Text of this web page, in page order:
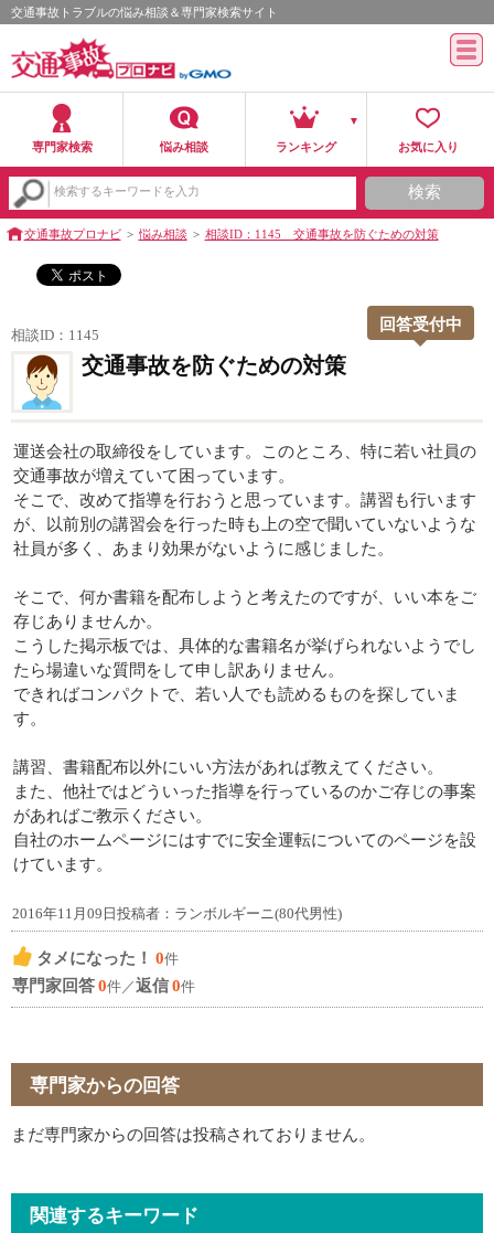
交通事故トラブルの悩み相談＆専門家検索サイト
専門家検索 悩み相談 ランキング お気に入り
検索するキーワードを入力 検索
交通事故プロナビ 悩み相談 相談ID：1145 交通事故を防ぐための対策
相談ID：1145
回答受付中
交通事故を防ぐための対策
運送会社の取締役をしています。このところ、特に若い社員の
交通事故が増えていて困っています。
そこで、改めて指導を行おうと思っています。講習も行います
が、以前別の講習会を行った時も上の空で聞いていないような
社員が多く、あまり効果がないように感じました。
そこで、何か書籍を配布しようと考えたのですが、いい本をご
存じありませんか。
こうした掲示板では、具体的な書籍名が挙げられないようでし
たら場違いな質問をして申し訳ありません。
できればコンパクトで、若い人でも読めるものを探していま
す。
講習、書籍配布以外にいい方法があれば教えてください。
また、他社ではどういった指導を行っているのかご存じの事案
があればご教示ください。
自社のホームページにはすでに安全運転についてのページを設
けています。
2016年11月09日投稿者：ランボルギーニ(80代男性)
タメになった！ 0件
専門家回答0件／返信0件
専門家からの回答
まだ専門家からの回答は投稿されておりません。
関連するキーワード